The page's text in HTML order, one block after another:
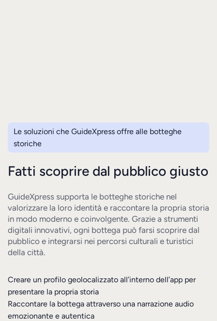
Le soluzioni che GuideXpress offre alle botteghe
storiche
Fatti scoprire dal pubblico giusto
GuideXpress supporta le botteghe storiche nel
valorizzare la loro identità e raccontare la propria storia
in modo moderno e coinvolgente. Grazie a strumenti
digitali innovativi, ogni bottega può farsi scoprire dal
pubblico e integrarsi nei percorsi culturali e turistici
della città.
Creare un profilo geolocalizzato all’interno dell’app per
presentare la propria storia
Raccontare la bottega attraverso una narrazione audio
emozionante e autentica